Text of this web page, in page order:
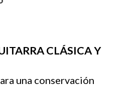
CLÁSICA Y
una conservación